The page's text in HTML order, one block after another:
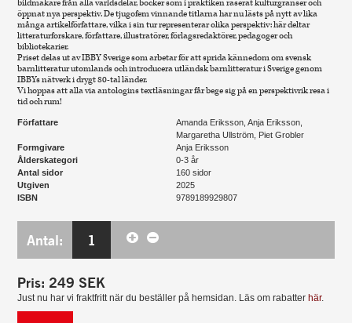
bildmakare från alla världsdelar, böcker som i praktiken raserat kulturgränser och
öppnat nya perspektiv. De tjugofem vinnande titlarna har nu lästs på nytt av lika
många artikelförfattare, vilka i sin tur representerar olika perspektiv: här deltar
litteraturforskare, författare, illustratörer, förlagsredaktörer, pedagoger och
bibliotekarier.
Priset delas ut av IBBY Sverige som arbetar för att sprida kännedom om svensk
barnlitteratur utomlands och introducera utländsk barnlitteratur i Sverige genom
IBBYs nätverk i drygt 80-tal länder.
Vi hoppas att alla via antologins textläsningar får bege sig på en perspektivrik resa i
tid och rum!
Författare
Amanda Eriksson, Anja Eriksson,
Margaretha Ullström, Piet Grobler
Formgivare
Anja Eriksson
Ålderskategori
0-3 år
Antal sidor
160 sidor
Utgiven
2025
ISBN
9789189929807
Antal: 1
Pris: 249 SEK
Just nu har vi fraktfritt när du beställer på hemsidan. Läs om rabatter här.